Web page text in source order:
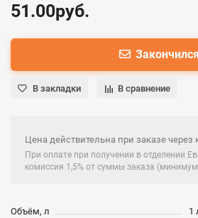
51.00руб.
Закончился
В закладки В сравнение
Цена действительна при заказе через
При оплате при получении в отделении
комиссия 1,5% от суммы заказа (минимум
Объём, л
1